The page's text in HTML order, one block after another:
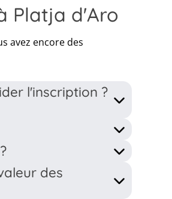
Platja d'Aro
avez encore des
l'inscription ?
MyBDK ainsi que la fiche
enfants de moins de 12
des repas et avant
pour les nuit.
à laver, il faut compter
des